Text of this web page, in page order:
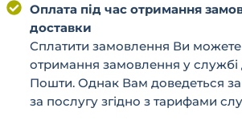
Оплата під час отримання
доставки
Сплатити замовлення Ви можете
отримання замовлення у службі
Пошти. Однак Вам доведеться
за послугу згідно з тарифами